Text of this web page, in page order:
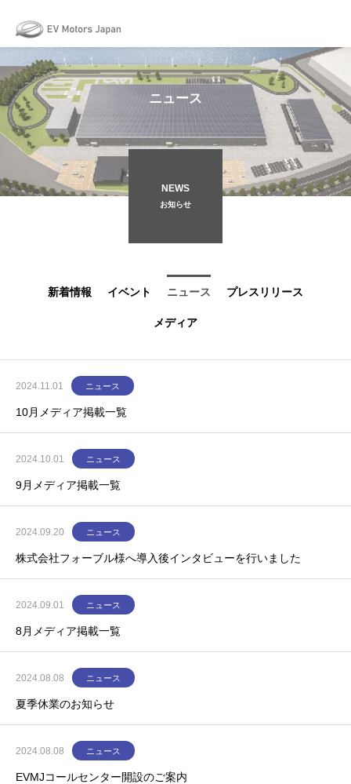
ニュース
NEWS
お知らせ
新着情報 イベント ニュース プレスリリース
メディア
2024.11.01 ニュース
10月メディア掲載一覧
2024.10.01 ニュース
9月メディア掲載一覧
2024.09.20 ニュース
株式会社フォーブル様へ導入後インタビューを行いました
2024.09.01 ニュース
8月メディア掲載一覧
2024.08.08 ニュース
夏季休業のお知らせ
2024.08.08 ニュース
EVMJコールセンター開設のご案内
seriously. Please see our privacy policy for details and any questions.